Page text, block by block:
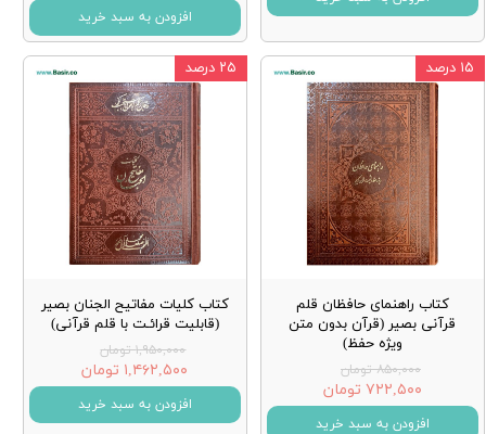
افزودن به سبد خرید
کتاب راهنمای حافظان قلم
قرآنی بصیر (قرآن بدون متن
ویژه حفظ)
۸۵۰,۰۰۰ تومان
۷۲۲,۵۰۰ تومان
افزودن به سبد خرید
۱۵ درصد
کتاب کلیات مفاتیح الجنان بصیر
(قابلیت قرائـت با قلم قرآنی)
۱,۹۵۰,۰۰۰ تومان
۱,۴۶۲,۵۰۰ تومان
افزودن به سبد خرید
۲۵ درصد